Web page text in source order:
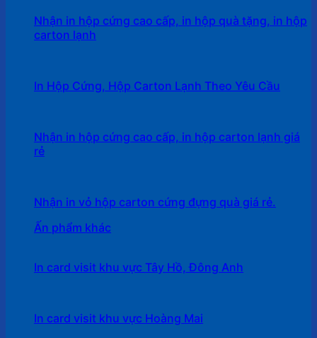
Nhận in hộp cứng cao cấp, in hộp quà tặng, in hộp
carton lạnh
In Hộp Cứng, Hộp Carton Lạnh Theo Yêu Cầu
Nhận in hộp cứng cao cấp, in hộp carton lạnh giá
rẻ
Nhận in vỏ hộp carton cứng đựng quà giá rẻ.
Ấn phẩm khác
In card visit khu vực Tây Hồ, Đông Anh
In card visit khu vực Hoàng Mai